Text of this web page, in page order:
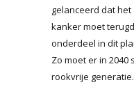
gelanceerd dat
kanker moet
onderdeel in dit
Zo moet er in
rookvrije generatie.